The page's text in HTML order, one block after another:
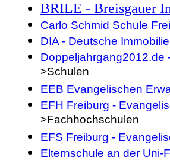
BRILE - Breisgauer
Carlo Schmid Schule
DIA - Deutsche
Doppeljahrgang2012.de
>Schulen
EEB Evangelischen
EFH Freiburg -
>Fachhochschulen
EFS Freiburg -
Elternschule an der Uni-